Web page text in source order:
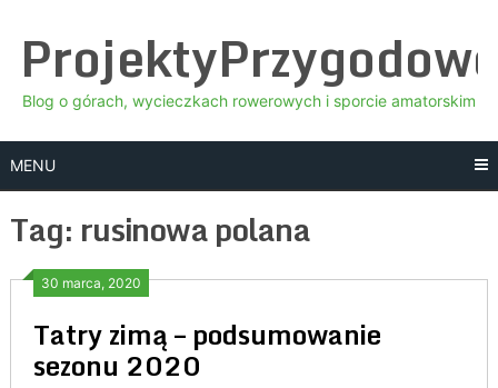
content
Blog o górach, wycieczkach rowerowych i sporcie amatorskim
MENU
Tag: rusinowa polana
30 marca, 2020
Tatry zimą – podsumowanie
sezonu 2020